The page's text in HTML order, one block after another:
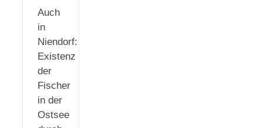
Auch
in
Niendorf:
Existenz
der
Fischer
in der
Ostsee